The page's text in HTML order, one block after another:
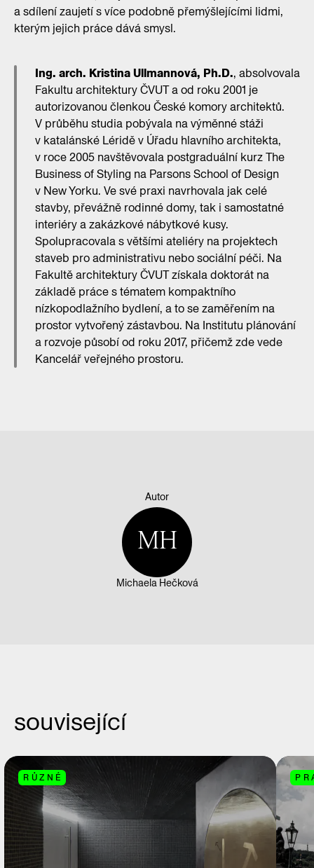
a sdílení zaujetí s více podobně přemýšlejícími lidmi,
kterým jejich práce dává smysl.
Ing. arch. Kristina Ullmannová, Ph.D., absolvovala
Fakultu architektury ČVUT a od roku 2001 je
autorizovanou členkou České komory architektů.
V průběhu studia pobývala na výměnné stáži
v katalánské Léridě v Úřadu hlavního architekta,
v roce 2005 navštěvovala postgraduální kurz The
Business of Styling na Parsons School of Design
v New Yorku. Ve své praxi navrhovala jak celé
stavby, převážně rodinné domy, tak i samostatné
interiéry a zakázkové nábytkové kusy.
Spolupracovala s většími ateliéry na projektech
staveb pro administrativu nebo sociální péči. Na
Fakultě architektury ČVUT získala doktorát na
základě práce s tématem kompaktního
nízkopodlažního bydlení, a to se zaměřením na
prostor vytvořený zástavbou. Na Institutu plánování
a rozvoje působí od roku 2017, přičemž zde vede
Kancelář veřejného prostoru.
Autor
MH
Michaela Hečková
související
RŮZNÉ